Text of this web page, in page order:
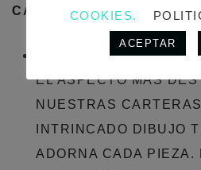
CARACTERÍSTICAS
DISEÑO ÚNICO CON
EL ASPECTO MÁS
NUESTRAS
INTRINCADO DIBUJO
ADORNA CADA PIEZA.
COOKIES.
ACEPTAR